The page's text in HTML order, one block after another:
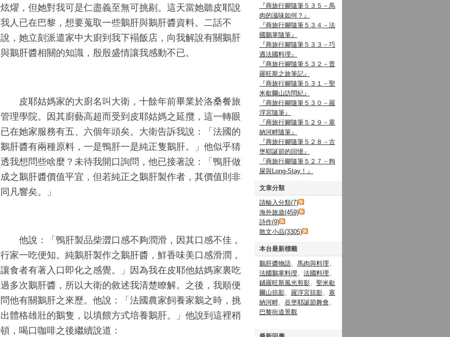
炫燿，但她對我可是仁盡義至無可挑剔。這天當她聽皮耶說
我人已在巴黎，想要蒐取一些鵝肝與鵝肝醬資料。二話不
說，她立刻派遣家中大廚到我下褟飯店，向我解說有關鵝肝
與鵝肝醬相關的知識，殷殷盛情讓我感動不已。
皮耶姑媽家的大廚名叫大衛，十餘年前畢業於洛桑餐旅
管理學院。因其廚藝高超而受到皮耶姑媽之延攬，這一轉眼
已在她家服務有五、六個年頭矣。大衛告訴我說：「法國的
鵝肝醬有兩種原料，一是鴨肝一是純正隻鵝肝。」他似乎猜
透我想問些啥麼？未待我開口詢問，他已接著說：「鴨肝做
成之鵝肝醬價值平宜，但若純正之鵝肝製作者，其價值則非
同凡響矣。」
他說：「鴨肝製品柴澀口感不夠潤滑，因其口感不佳，
行家一吃便知。純鵝肝製作之鵝肝醬，鮮香味美口感滑潤，
讓食者有著入口即化之感覺。」因為我在皮耶他姑媽家裏吃
過多次鵝肝醬，所以大衛的敘述我清楚瞭解。之後，我順便
問他有關鵝肝之來歷。他說：「法國農家飼養家鵝之時，挑
出體格雄壯的鵝隻，以填餵方式培養鵝肝。」他說到這裡稍
頓，喝口咖啡之後繼續說道：
『商旅行腳隨筆５３５－馬
肉的滋味如何？』
『商旅行腳隨筆５３４－法
國鵝掌隨筆』
『商旅行腳隨筆５３３－巧
遇法國料理』
『商旅行腳隨筆５３２－普
羅旺斯之旅筆記』
『商旅行腳隨筆５３１－聖
米歇爾山訪問紀』
『商旅行腳隨筆５３０－羅
浮宮隨筆』
『商旅行腳隨筆５２９－塞
納河畔隨筆』
『商旅行腳隨筆５２８－古
堡耶誕節的回憶』
『商旅行腳隨筆５２７－狗
屎與Long-Stay！』
文章分類
請輸入分類(7)
海外旅遊(459)
詩作(9)
散文小品(3305)
本台最新標籤
鵝肝醬物語、 馬肉與料理、
法國鵝掌料理、 法國料理、
鋪羅旺斯風光剪影、 聖米歇
爾山掠影、 羅浮宮掠影、 塞
納河畔、 谷堡耶誕節舞會、
巴黎街道景觀